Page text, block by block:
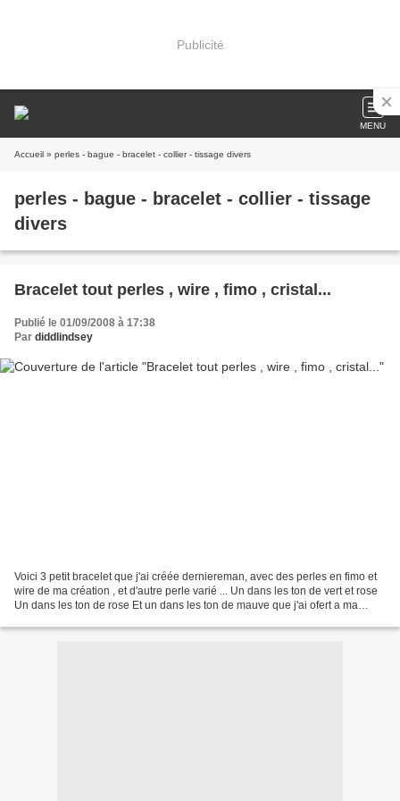
Publicité
MENU
Accueil » perles - bague - bracelet - collier - tissage divers
perles - bague - bracelet - collier - tissage
divers
Bracelet tout perles , wire , fimo , cristal...
Publié le 01/09/2008 à 17:38
Par diddlindsey
Voici 3 petit bracelet que j'ai créée derniereman, avec des perles en fimo et
wire de ma création , et d'autre perle varié ... Un dans les ton de vert et rose
Un dans les ton de rose Et un dans les ton de mauve que j'ai ofert a ma